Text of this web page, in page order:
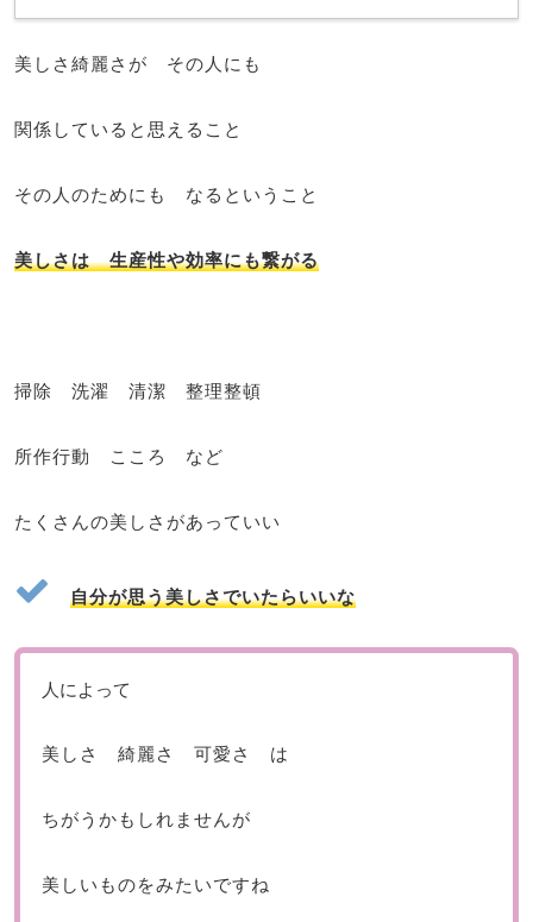
美しさ綺麗さが その人にも
関係していると思えること
その人のためにも なるということ
美しさは 生産性や効率にも繋がる
掃除 洗濯 清潔 整理整頓
所作行動 こころ など
たくさんの美しさがあっていい
自分が思う美しさでいたらいいな
人によって
美しさ 綺麗さ 可愛さ は
ちがうかもしれませんが
美しいものをみたいですね